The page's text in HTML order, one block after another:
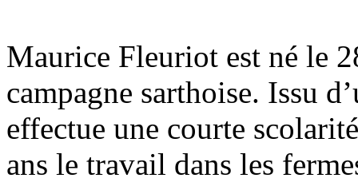
Maurice Fleuriot est né le
campagne sarthoise. Issu
effectue une courte
ans le travail dans les